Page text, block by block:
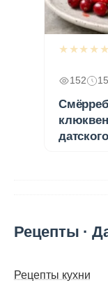
★★★★★
152
Рецепты ·
Рецепты кухни